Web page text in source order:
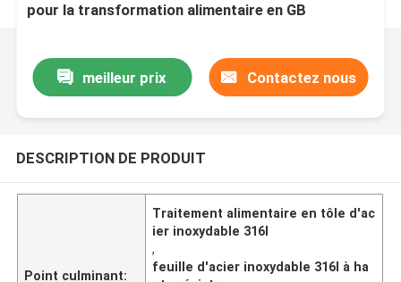
pour la transformation alimentaire en GB
meilleur prix Contactez nous
DESCRIPTION DE PRODUIT
Point culminant:
Traitement alimentaire en tôle d'ac
ier inoxydable 316l
,
feuille d'acier inoxydable 316l à ha